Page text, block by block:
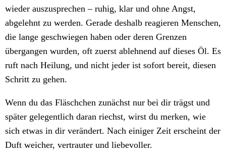
wieder auszusprechen – ruhig, klar und ohne Angst,
abgelehnt zu werden. Gerade deshalb reagieren Menschen,
die lange geschwiegen haben oder deren Grenzen
übergangen wurden, oft zuerst ablehnend auf dieses Öl. Es
ruft nach Heilung, und nicht jeder ist sofort bereit, diesen
Schritt zu gehen.
Wenn du das Fläschchen zunächst nur bei dir trägst und
später gelegentlich daran riechst, wirst du merken, wie
sich etwas in dir verändert. Nach einiger Zeit erscheint der
Duft weicher, vertrauter und liebevoller.